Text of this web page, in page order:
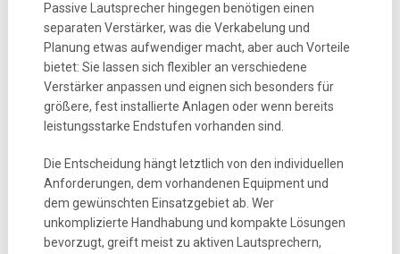
Passive Lautsprecher hingegen benötigen einen
separaten Verstärker, was die Verkabelung und
Planung etwas aufwendiger macht, aber auch Vorteile
bietet: Sie lassen sich flexibler an verschiedene
Verstärker anpassen und eignen sich besonders für
größere, fest installierte Anlagen oder wenn bereits
leistungsstarke Endstufen vorhanden sind.
Die Entscheidung hängt letztlich von den individuellen
Anforderungen, dem vorhandenen Equipment und
dem gewünschten Einsatzgebiet ab. Wer
unkomplizierte Handhabung und kompakte Lösungen
bevorzugt, greift meist zu aktiven Lautsprechern,